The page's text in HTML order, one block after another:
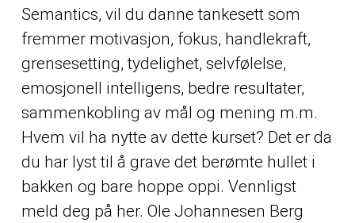
Semantics, vil du danne tankesett som
fremmer motivasjon, fokus, handlekraft,
grensesetting, tydelighet, selvfølelse,
emosjonell intelligens, bedre resultater,
sammenkobling av mål og mening m.m.
Hvem vil ha nytte av dette kurset? Det er da
du har lyst til å grave det berømte hullet i
bakken og bare hoppe oppi. Vennligst
meld deg på her. Ole Johannesen Berg